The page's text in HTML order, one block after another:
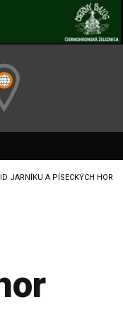
JARNÍKU A PÍSECKÝCH HOR